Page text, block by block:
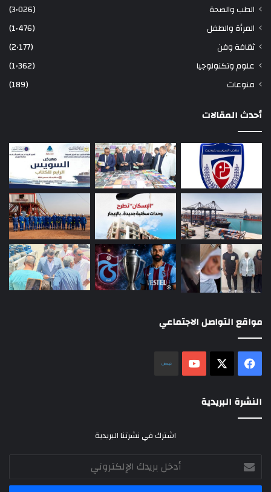
الطب والصحة
(3٬026)
المرأة والطفل
(1٬476)
ثقافة وفن
(2٬177)
علوم وتكنولوجيا
(1٬362)
منوعات
(189)
أحدث المقالات
مواقع التواصل الاجتماعي
فيسبوك ‫YouTube
النشرة البريدية
اشترك في نشرتنا البريدية
أدخل
بريدك
الإلكتروني